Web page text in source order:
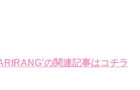
の関連記事はコチラ